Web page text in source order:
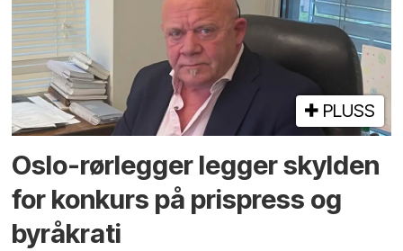
PLUSS
Oslo-rørlegger legger skylden
for konkurs på prispress og
byråkrati